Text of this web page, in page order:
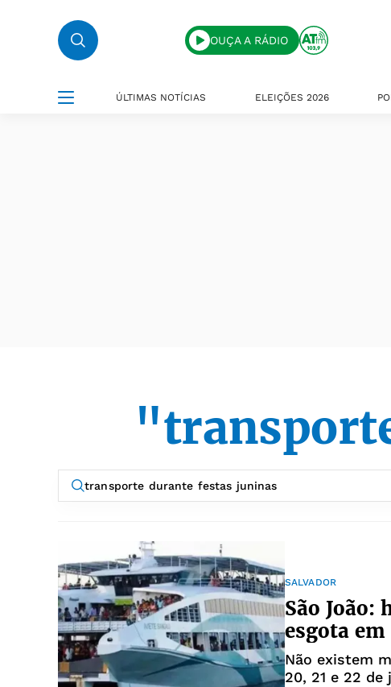
OUÇA A RÁDIO
ÚLTIMAS NOTÍCIAS ELEIÇÕES 2026
SALVADOR
São João:
esgota
Não existem
20, 21 e 22 de